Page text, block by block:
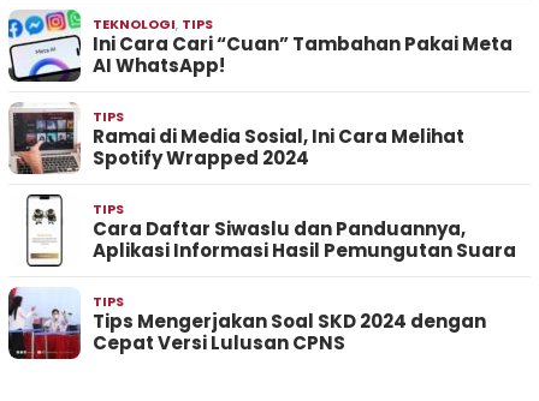
TEKNOLOGI, TIPS
Ini Cara Cari “Cuan” Tambahan Pakai Meta
AI WhatsApp!
TIPS
Ramai di Media Sosial, Ini Cara Melihat
Spotify Wrapped 2024
TIPS
Cara Daftar Siwaslu dan Panduannya,
Aplikasi Informasi Hasil Pemungutan Suara
TIPS
Tips Mengerjakan Soal SKD 2024 dengan
Cepat Versi Lulusan CPNS